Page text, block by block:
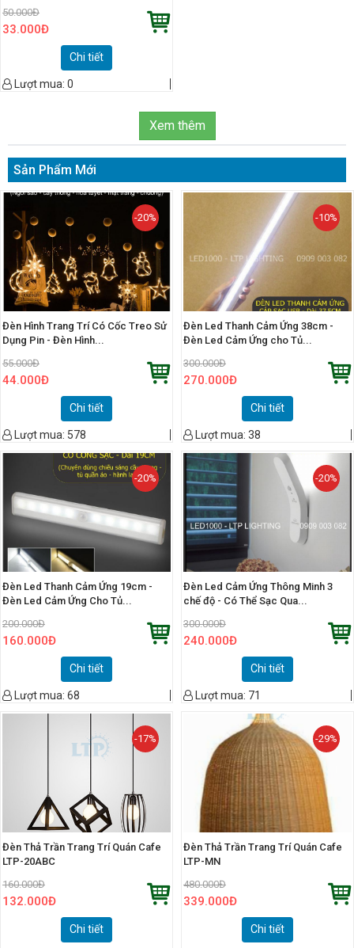
50.000Đ
33.000Đ
Chi tiết
Lượt mua: 0
Xem thêm
Sản Phẩm Mới
-20%
Đèn Hình Trang Trí Có Cốc Treo Sử
Dụng Pin - Đèn Hình...
55.000Đ
44.000Đ
Chi tiết
Lượt mua: 578
-10%
Đèn Led Thanh Cảm Ứng 38cm -
Đèn Led Cảm Ứng cho Tủ...
300.000Đ
270.000Đ
Chi tiết
Lượt mua: 38
-20%
Đèn Led Thanh Cảm Ứng 19cm -
Đèn Led Cảm Ứng Cho Tủ...
200.000Đ
160.000Đ
Chi tiết
Lượt mua: 68
-20%
Đèn Led Cảm Ứng Thông Minh 3
chế độ - Có Thể Sạc Qua...
300.000Đ
240.000Đ
Chi tiết
Lượt mua: 71
-17%
Đèn Thả Trần Trang Trí Quán Cafe
LTP-20ABC
160.000Đ
132.000Đ
Chi tiết
-29%
Đèn Thả Trần Trang Trí Quán Cafe
LTP-MN
480.000Đ
339.000Đ
Chi tiết